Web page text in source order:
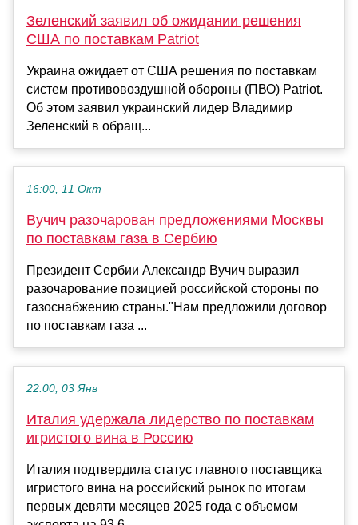
Зеленский заявил об ожидании решения
США по поставкам Patriot
Украина ожидает от США решения по поставкам
систем противовоздушной обороны (ПВО) Patriot.
Об этом заявил украинский лидер Владимир
Зеленский в обращ...
16:00, 11 Окт
Вучич разочарован предложениями Москвы
по поставкам газа в Сербию
Президент Сербии Александр Вучич выразил
разочарование позицией российской стороны по
газоснабжению страны."Нам предложили договор
по поставкам газа ...
22:00, 03 Янв
Италия удержала лидерство по поставкам
игристого вина в Россию
Италия подтвердила статус главного поставщика
игристого вина на российский рынок по итогам
первых девяти месяцев 2025 года с объемом